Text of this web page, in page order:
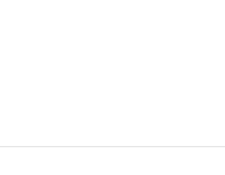
號起訴書起訴。4